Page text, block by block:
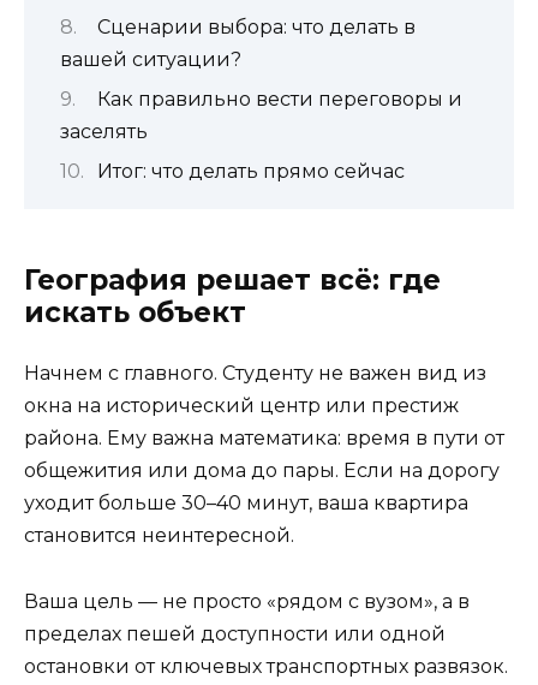
Сценарии выбора: что делать в
вашей ситуации?
Как правильно вести переговоры и
заселять
Итог: что делать прямо сейчас
География решает всё: где
искать объект
Начнем с главного. Студенту не важен вид из
окна на исторический центр или престиж
района. Ему важна математика: время в пути от
общежития или дома до пары. Если на дорогу
уходит больше 30–40 минут, ваша квартира
становится неинтересной.
Ваша цель — не просто «рядом с вузом», а в
пределах пешей доступности или одной
остановки от ключевых транспортных развязок.